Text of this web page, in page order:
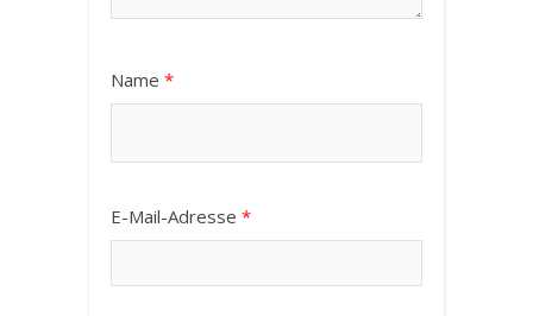
Name *
E-Mail-Adresse *